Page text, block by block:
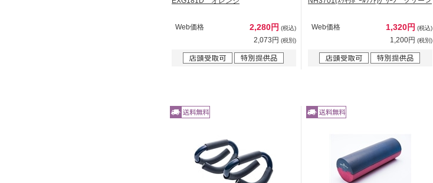
Web価格 2,280円 (税込)
2,073円 (税別)
Web価格 1,320円 (税込)
1,200円 (税別)